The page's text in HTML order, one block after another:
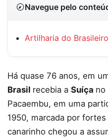
Navegue pelo
Artilharia do
Há quase 76 anos, em
Brasil recebia a Suíça no
Pacaembu, em uma
1950, marcada por
canarinho chegou a